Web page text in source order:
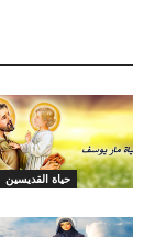
حياة القديسين